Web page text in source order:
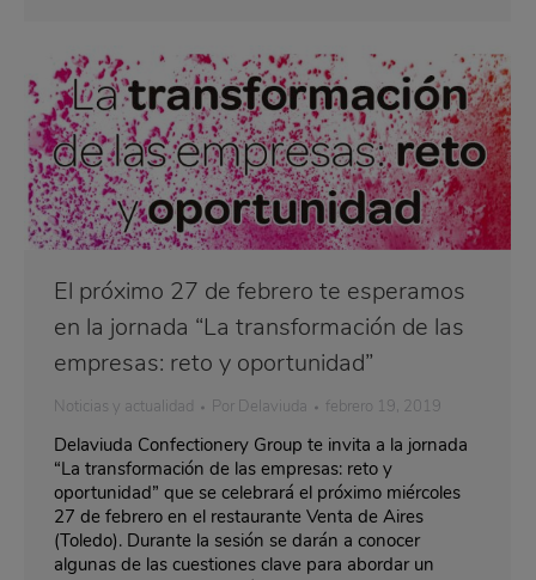
El próximo 27 de febrero te esperamos
en la jornada “La transformación de las
empresas: reto y oportunidad”
Noticias y actualidad Por Delaviuda febrero 19, 2019
Delaviuda Confectionery Group te invita a la jornada
“La transformación de las empresas: reto y
oportunidad” que se celebrará el próximo miércoles
27 de febrero en el restaurante Venta de Aires
(Toledo). Durante la sesión se darán a conocer
algunas de las cuestiones clave para abordar un